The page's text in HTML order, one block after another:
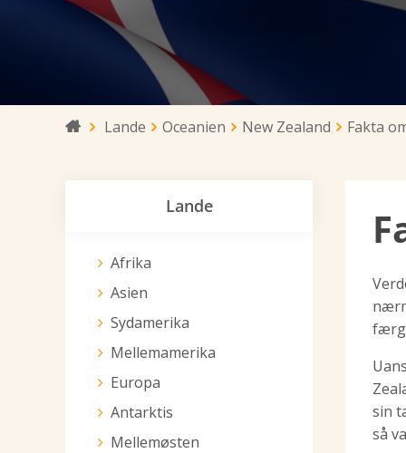
 Lande Oceanien New Zealand Fakta
sin
så
Lande
Afrika
Asien
Sydamerika
Mellemamerika
Europa
Antarktis
Mellemøsten